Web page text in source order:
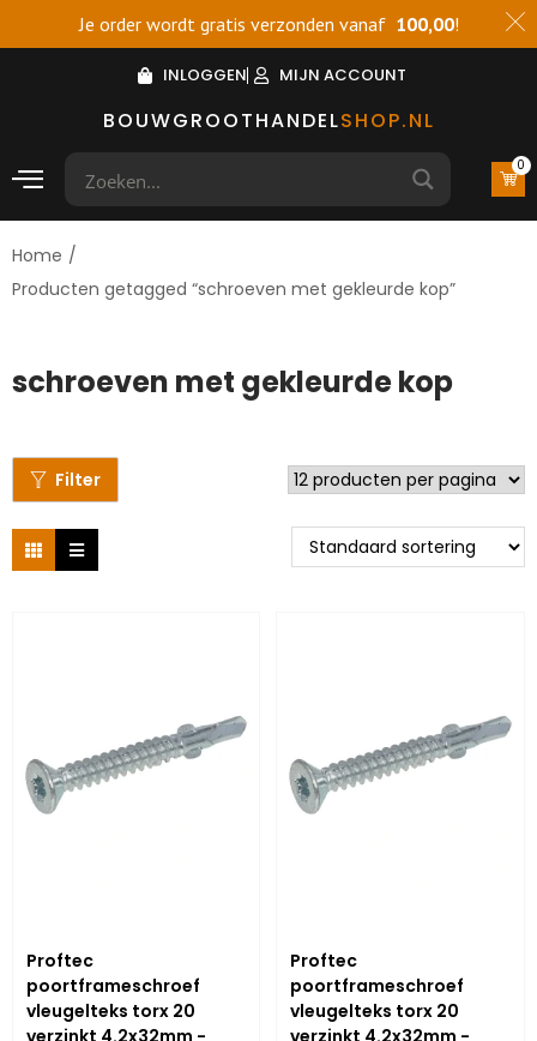
Je order wordt gratis verzonden vanaf 100,00!
BOUWGROOTHANDELSHOP.NL
INLOGGEN MIJN ACCOUNT
0
Home /
Producten getagged “schroeven met gekleurde kop”
schroeven met gekleurde kop
Filter
Proftec
poortframeschroef
vleugelteks torx 20
verzinkt 4.2x32mm -
Proftec
poortframeschroef
vleugelteks torx 20
verzinkt 4.2x32mm -